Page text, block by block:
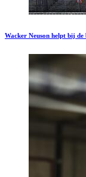
Wacker Neuson helpt bij